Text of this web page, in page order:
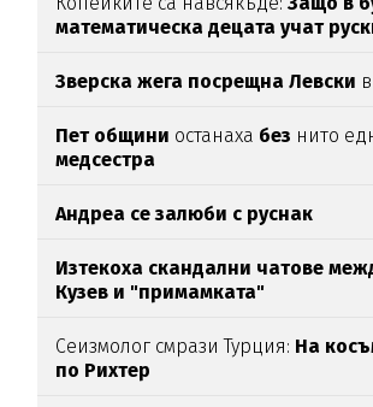
математическа децата учат
Зверска жега посрещна Левски
Пет общини останаха без нито
медсестра
Андреа се залюби с руснак
Изтекоха скандални чатове
Кузев и "примамката"
Сеизмолог смрази Турция: На
по Рихтер